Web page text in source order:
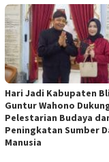
Hari Jadi Kabupaten
Guntur Wahono
Pelestarian Budaya
Peningkatan Sumber
Manusia